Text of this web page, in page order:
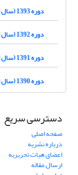
دوره 1393 (سال انتشار 1394)
دوره 1392 (سال انتشار 1394)
دوره 1391 (سال انتشار 1392)
دوره 1390 (سال انتشار 1391)
دسترسی سریع
صفحه اصلی
درباره نشریه
اعضای هیات تحریریه
ارسال مقاله